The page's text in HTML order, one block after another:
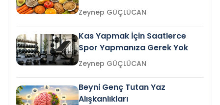
Zeynep GÜÇLÜCAN
Kas Yapmak İçin Saatlerce
Spor Yapmanıza Gerek Yok
Zeynep GÜÇLÜCAN
Beyni Genç Tutan Yaz
Alışkanlıkları